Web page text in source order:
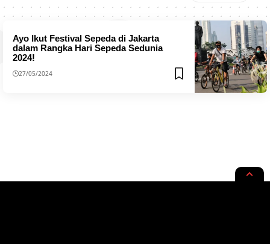
Ayo Ikut Festival Sepeda di Jakarta
dalam Rangka Hari Sepeda Sedunia
2024!
27/05/2024